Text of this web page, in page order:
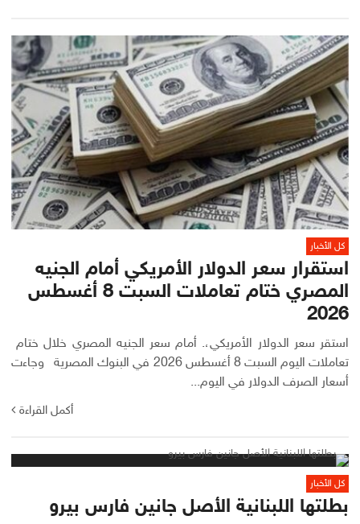
كل الأخبار
استقرار سعر الدولار الأمريكي أمام الجنيه
المصري ختام تعاملات السبت 8 أغسطس
2026
استقر سعر الدولار الأمريكي،. أمام سعر الجنيه المصري خلال ختام
تعاملات اليوم السبت 8 أغسطس 2026 في البنوك المصرية وجاءت
أسعار الصرف الدولار في اليوم...
أكمل القراءة
كل الأخبار
بطلتها اللبنانية الأصل جانين فارس بيرو